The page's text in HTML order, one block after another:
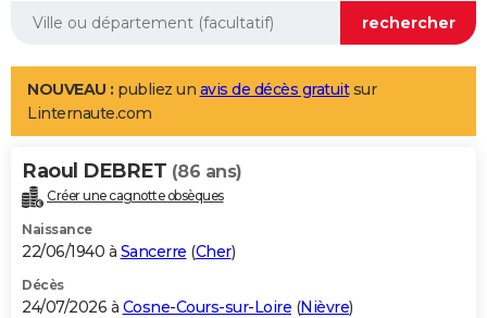
Aménagement intérieur
LIFESTYLE
Art de vivre
Bien-être
Loisirs
Mode
Modes de vie
Alimentation
Guide de la santé
Maladies
Médicaments
Sommeil
VOYAGE
Destinations
City break
Voyage nature
Voyage de noces
Forum
Climat
+PHOTO
GUIDES D'ACHAT
BONS PLANS
NOUVEAU : publiez un avis de décès gratuitsur
Linternaute.com
Raoul DEBRET (86 ans)
Créer une cagnotte obsèques
Naissance
22/06/1940 à Sancerre (Cher)
Décès
24/07/2026 à Cosne-Cours-sur-Loire (Nièvre)